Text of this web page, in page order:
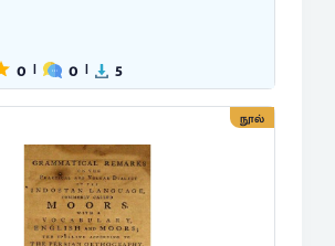
0 | 0 | 5
நூல்